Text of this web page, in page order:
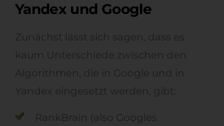
Yandex und Google
Zunächst lässt sich sagen, dass es
kaum Unterschiede zwischen den
Algorithmen, die in Google und in
Yandex eingesetzt werden , gibt
RankBrain (also Googles